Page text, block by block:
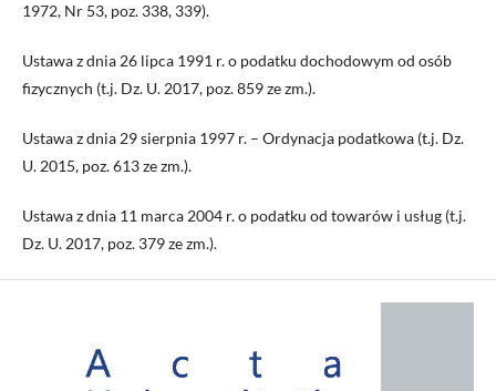
1972, Nr 53, poz. 338, 339).
Ustawa z dnia 26 lipca 1991 r. o podatku dochodowym od osób
fizycznych (t.j. Dz. U. 2017, poz. 859 ze zm.).
Ustawa z dnia 29 sierpnia 1997 r. – Ordynacja podatkowa (t.j. Dz.
U. 2015, poz. 613 ze zm.).
Ustawa z dnia 11 marca 2004 r. o podatku od towarów i usług (t.j.
Dz. U. 2017, poz. 379 ze zm.).